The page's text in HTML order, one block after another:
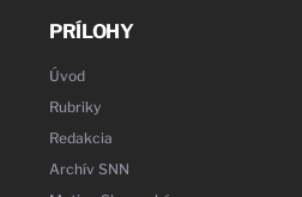
PRÍLOHY
Úvod
Rubriky
Redakcia
Archív SNN